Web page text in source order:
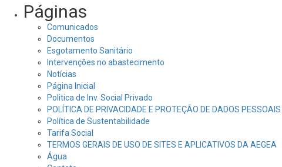
Páginas
Comunicados
Documentos
Esgotamento Sanitário
Intervenções no abastecimento
Notícias
Página Inicial
Politica de Inv. Social Privado
POLÍTICA DE PRIVACIDADE E PROTEÇÃO DE DADOS PESSOAIS
Política de Sustentabilidade
Tarifa Social
TERMOS GERAIS DE USO DE SITES E APLICATIVOS DA AEGEA
Água